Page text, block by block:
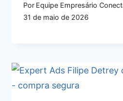
Por Equipe Empresário
31 de maio de 2026